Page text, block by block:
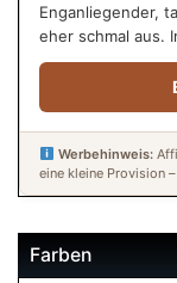
Enganliegender,
eher schmal aus.
Werbehinweis:
eine kleine Provision
Farben